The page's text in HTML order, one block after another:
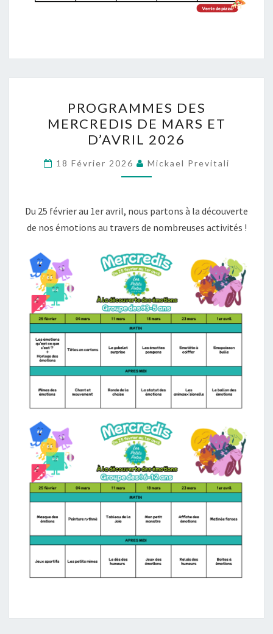
DES
MERCREDIS
DE
MARS
ET
2026
PROGRAMMES DES
MERCREDIS DE MARS ET
D’AVRIL 2026
18 Février 2026 Mickael Previtali
Du 25 février au 1er avril, nous partons à la découverte
de nos émotions au travers de nombreuses activités !